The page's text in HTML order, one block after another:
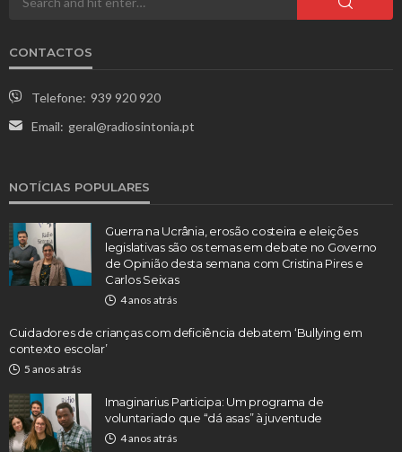
CONTACTOS
Telefone: 939 920 920
Email: geral@radiosintonia.pt
NOTÍCIAS POPULARES
Guerra na Ucrânia, erosão costeira e eleições
legislativas são os temas em debate no Governo
de Opinião desta semana com Cristina Pires e
Carlos Seixas
4 anos atrás
Cuidadores de crianças com deficiência debatem ‘Bullying em
contexto escolar’
5 anos atrás
Imaginarius Participa: Um programa de
voluntariado que “dá asas” à juventude
4 anos atrás